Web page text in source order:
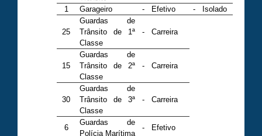
1
Garageiro - Efetivo - Isolado
25
Guardas de
Trânsito de 1ª
Classe
- Carreira
15
Guardas de
Trânsito de 2ª
Classe
- Carreira
30
Guardas de
Trânsito de 3ª
Classe
- Carreira
6
Guardas de
Polícia Marítima
- Efetivo